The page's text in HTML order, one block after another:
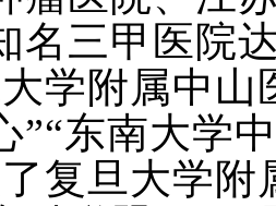
名三甲医院
学附属中
”“东南大学
复旦大学